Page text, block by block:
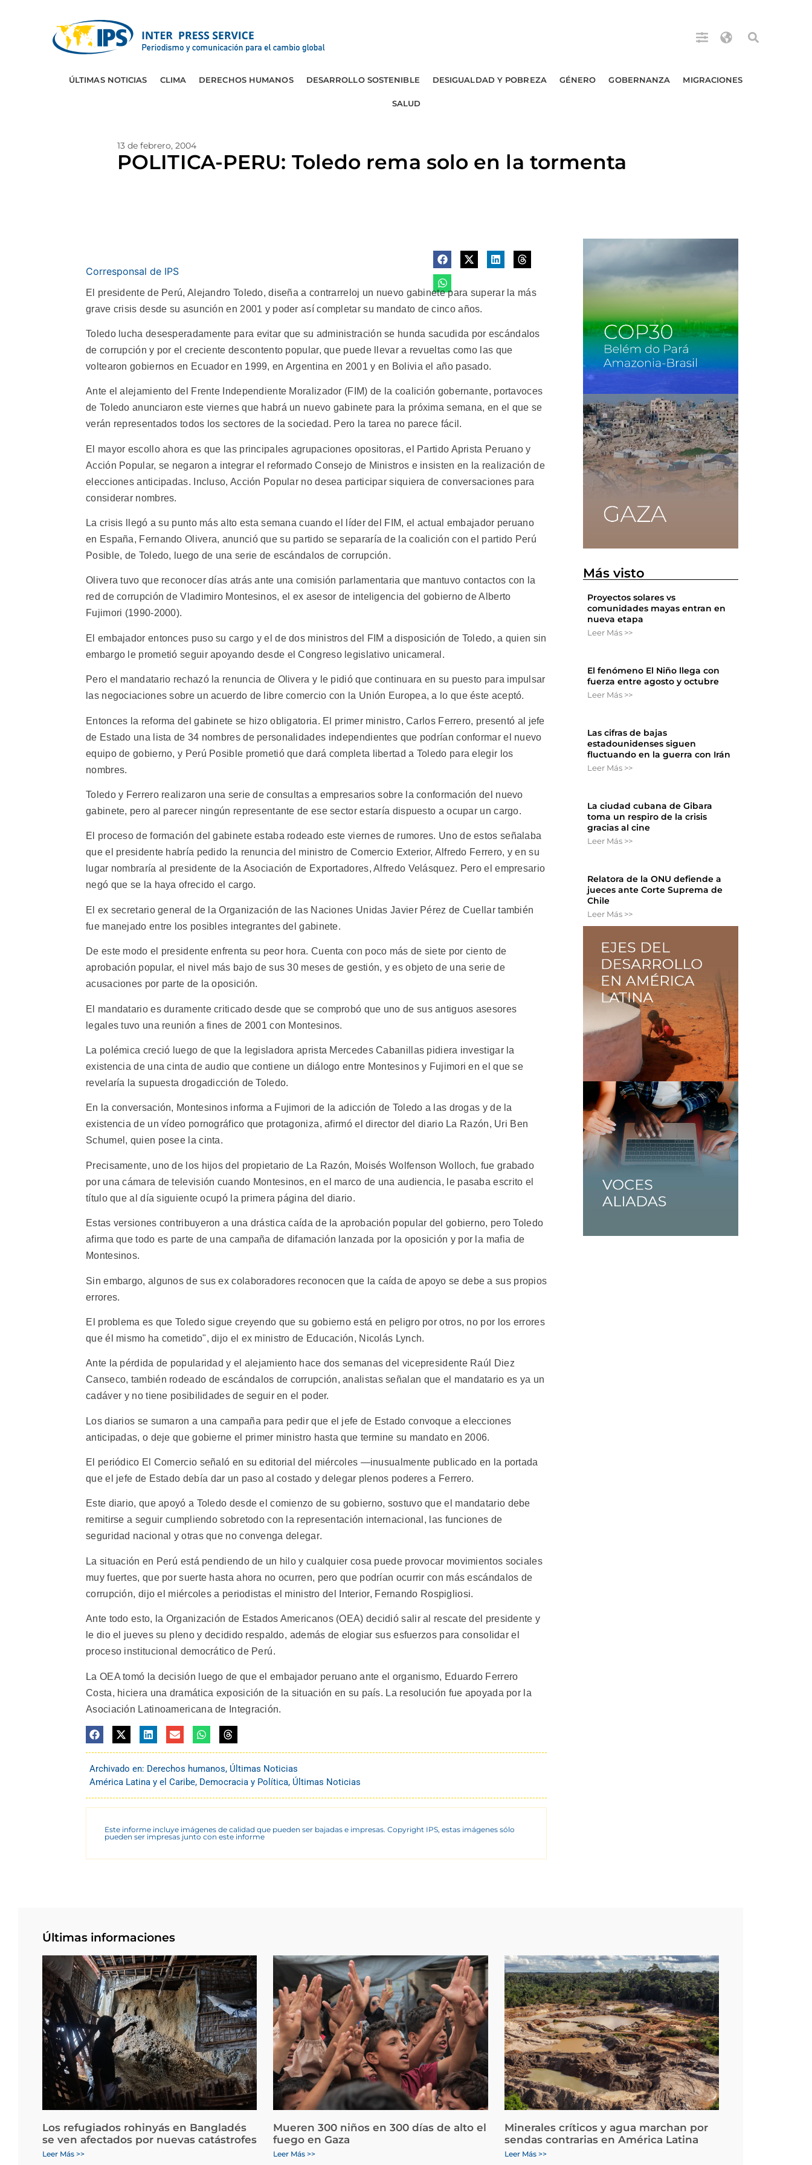
ÚLTIMAS NOTICIAS CLIMA DERECHOS HUMANOS DESARROLLO SOSTENIBLE DESIGUALDAD Y POBREZA GÉNERO GOBERNANZA MIGRACIONES
SALUD
13 de febrero, 2004
POLITICA-PERU: Toledo rema solo en la tormenta
Corresponsal de IPS
El presidente de Perú, Alejandro Toledo, diseña a contrarreloj un nuevo gabinete para superar la más
grave crisis desde su asunción en 2001 y poder así completar su mandato de cinco años.
Toledo lucha desesperadamente para evitar que su administración se hunda sacudida por escándalos
de corrupción y por el creciente descontento popular, que puede llevar a revueltas como las que
voltearon gobiernos en Ecuador en 1999, en Argentina en 2001 y en Bolivia el año pasado.
Ante el alejamiento del Frente Independiente Moralizador (FIM) de la coalición gobernante, portavoces
de Toledo anunciaron este viernes que habrá un nuevo gabinete para la próxima semana, en el que se
verán representados todos los sectores de la sociedad. Pero la tarea no parece fácil.
El mayor escollo ahora es que las principales agrupaciones opositoras, el Partido Aprista Peruano y
Acción Popular, se negaron a integrar el reformado Consejo de Ministros e insisten en la realización de
elecciones anticipadas. Incluso, Acción Popular no desea participar siquiera de conversaciones para
considerar nombres.
La crisis llegó a su punto más alto esta semana cuando el líder del FIM, el actual embajador peruano
en España, Fernando Olivera, anunció que su partido se separaría de la coalición con el partido Perú
Posible, de Toledo, luego de una serie de escándalos de corrupción.
Olivera tuvo que reconocer días atrás ante una comisión parlamentaria que mantuvo contactos con la
red de corrupción de Vladimiro Montesinos, el ex asesor de inteligencia del gobierno de Alberto
Fujimori (1990-2000).
El embajador entonces puso su cargo y el de dos ministros del FIM a disposición de Toledo, a quien sin
embargo le prometió seguir apoyando desde el Congreso legislativo unicameral.
Pero el mandatario rechazó la renuncia de Olivera y le pidió que continuara en su puesto para impulsar
las negociaciones sobre un acuerdo de libre comercio con la Unión Europea, a lo que éste aceptó.
Entonces la reforma del gabinete se hizo obligatoria. El primer ministro, Carlos Ferrero, presentó al jefe
de Estado una lista de 34 nombres de personalidades independientes que podrían conformar el nuevo
equipo de gobierno, y Perú Posible prometió que dará completa libertad a Toledo para elegir los
nombres.
Toledo y Ferrero realizaron una serie de consultas a empresarios sobre la conformación del nuevo
gabinete, pero al parecer ningún representante de ese sector estaría dispuesto a ocupar un cargo.
El proceso de formación del gabinete estaba rodeado este viernes de rumores. Uno de estos señalaba
que el presidente habría pedido la renuncia del ministro de Comercio Exterior, Alfredo Ferrero, y en su
lugar nombraría al presidente de la Asociación de Exportadores, Alfredo Velásquez. Pero el empresario
negó que se la haya ofrecido el cargo.
El ex secretario general de la Organización de las Naciones Unidas Javier Pérez de Cuellar también
fue manejado entre los posibles integrantes del gabinete.
De este modo el presidente enfrenta su peor hora. Cuenta con poco más de siete por ciento de
aprobación popular, el nivel más bajo de sus 30 meses de gestión, y es objeto de una serie de
acusaciones por parte de la oposición.
El mandatario es duramente criticado desde que se comprobó que uno de sus antiguos asesores
legales tuvo una reunión a fines de 2001 con Montesinos.
La polémica creció luego de que la legisladora aprista Mercedes Cabanillas pidiera investigar la
existencia de una cinta de audio que contiene un diálogo entre Montesinos y Fujimori en el que se
revelaría la supuesta drogadicción de Toledo.
En la conversación, Montesinos informa a Fujimori de la adicción de Toledo a las drogas y de la
existencia de un vídeo pornográfico que protagoniza, afirmó el director del diario La Razón, Uri Ben
Schumel, quien posee la cinta.
Precisamente, uno de los hijos del propietario de La Razón, Moisés Wolfenson Wolloch, fue grabado
por una cámara de televisión cuando Montesinos, en el marco de una audiencia, le pasaba escrito el
título que al día siguiente ocupó la primera página del diario.
Estas versiones contribuyeron a una drástica caída de la aprobación popular del gobierno, pero Toledo
afirma que todo es parte de una campaña de difamación lanzada por la oposición y por la mafia de
Montesinos.
Sin embargo, algunos de sus ex colaboradores reconocen que la caída de apoyo se debe a sus propios
errores.
El problema es que Toledo sigue creyendo que su gobierno está en peligro por otros, no por los errores
que él mismo ha cometido", dijo el ex ministro de Educación, Nicolás Lynch.
Ante la pérdida de popularidad y el alejamiento hace dos semanas del vicepresidente Raúl Diez
Canseco, también rodeado de escándalos de corrupción, analistas señalan que el mandatario es ya un
cadáver y no tiene posibilidades de seguir en el poder.
Los diarios se sumaron a una campaña para pedir que el jefe de Estado convoque a elecciones
anticipadas, o deje que gobierne el primer ministro hasta que termine su mandato en 2006.
El periódico El Comercio señaló en su editorial del miércoles —inusualmente publicado en la portada
que el jefe de Estado debía dar un paso al costado y delegar plenos poderes a Ferrero.
Este diario, que apoyó a Toledo desde el comienzo de su gobierno, sostuvo que el mandatario debe
remitirse a seguir cumpliendo sobretodo con la representación internacional, las funciones de
seguridad nacional y otras que no convenga delegar.
La situación en Perú está pendiendo de un hilo y cualquier cosa puede provocar movimientos sociales
muy fuertes, que por suerte hasta ahora no ocurren, pero que podrían ocurrir con más escándalos de
corrupción, dijo el miércoles a periodistas el ministro del Interior, Fernando Rospigliosi.
Ante todo esto, la Organización de Estados Americanos (OEA) decidió salir al rescate del presidente y
le dio el jueves su pleno y decidido respaldo, además de elogiar sus esfuerzos para consolidar el
proceso institucional democrático de Perú.
La OEA tomó la decisión luego de que el embajador peruano ante el organismo, Eduardo Ferrero
Costa, hiciera una dramática exposición de la situación en su país. La resolución fue apoyada por la
Asociación Latinoamericana de Integración.
Archivado en: Derechos humanos, Últimas Noticias
América Latina y el Caribe, Democracia y Política, Últimas Noticias
Este informe incluye imágenes de calidad que pueden ser bajadas e impresas. Copyright IPS, estas imágenes sólo
pueden ser impresas junto con este informe
Más visto
Proyectos solares vs
comunidades mayas entran en
nueva etapa
Leer Más >>
El fenómeno El Niño llega con
fuerza entre agosto y octubre
Leer Más >>
Las cifras de bajas
estadounidenses siguen
fluctuando en la guerra con Irán
Leer Más >>
La ciudad cubana de Gibara
toma un respiro de la crisis
gracias al cine
Leer Más >>
Relatora de la ONU defiende a
jueces ante Corte Suprema de
Chile
Leer Más >>
Últimas informaciones
Los refugiados rohinyás en Bangladés
se ven afectados por nuevas catástrofes
Leer Más >>
Mueren 300 niños en 300 días de alto el
fuego en Gaza
Leer Más >>
Minerales críticos y agua marchan por
sendas contrarias en América Latina
Leer Más >>